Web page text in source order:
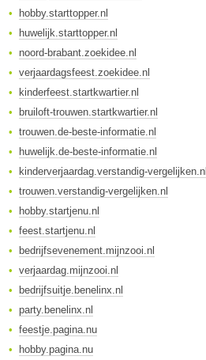
hobby.starttopper.nl
huwelijk.starttopper.nl
noord-brabant.zoekidee.nl
verjaardagsfeest.zoekidee.nl
kinderfeest.startkwartier.nl
bruiloft-trouwen.startkwartier.nl
trouwen.de-beste-informatie.nl
huwelijk.de-beste-informatie.nl
kinderverjaardag.verstandig-vergelijken.nl
trouwen.verstandig-vergelijken.nl
hobby.startjenu.nl
feest.startjenu.nl
bedrijfsevenement.mijnzooi.nl
verjaardag.mijnzooi.nl
bedrijfsuitje.benelinx.nl
party.benelinx.nl
feestje.pagina.nu
hobby.pagina.nu